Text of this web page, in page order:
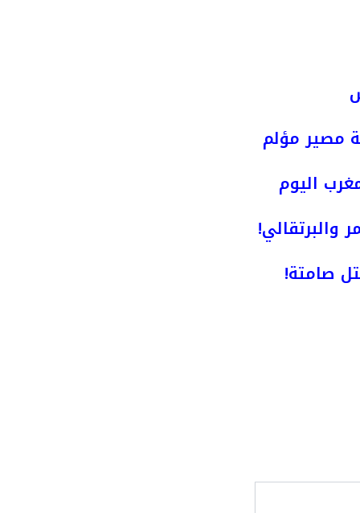
مصير مؤلم
اليوم
والبرتقالي!
صامتة!